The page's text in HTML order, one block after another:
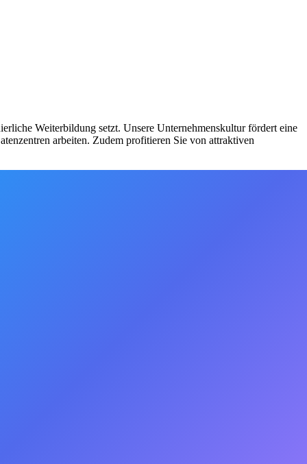
Weiterbildung setzt. Unsere Unternehmenskultur fördert eine
arbeiten. Zudem profitieren Sie von attraktiven